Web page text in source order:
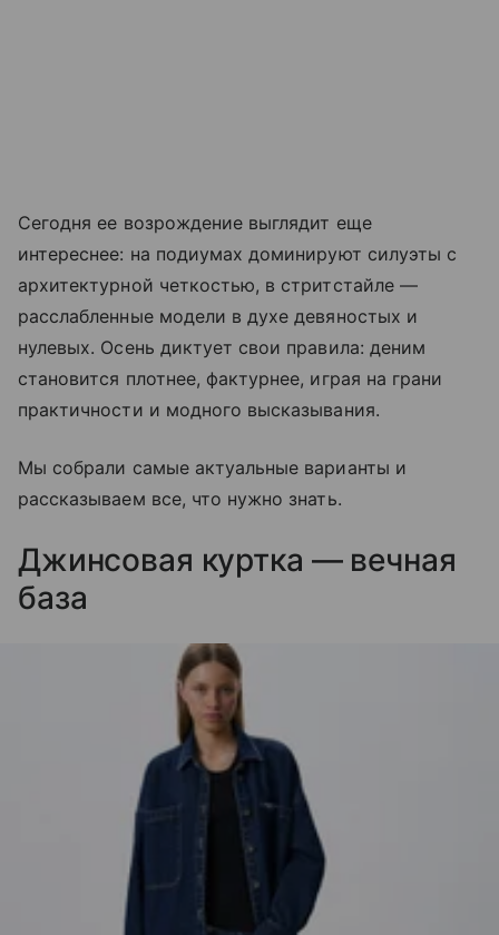
Сегодня ее возрождение выглядит еще
интереснее: на подиумах доминируют силуэты с
архитектурной четкостью, в стритстайле —
расслабленные модели в духе девяностых и
нулевых. Осень диктует свои правила: деним
становится плотнее, фактурнее, играя на грани
практичности и модного высказывания.
Мы собрали самые актуальные варианты и
рассказываем все, что нужно знать.
Джинсовая куртка — вечная
база